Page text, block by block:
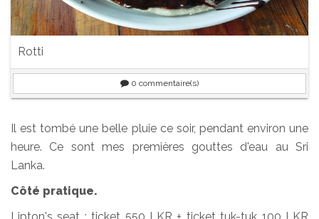
Rotti
0 commentaire(s)
Il est tombé une belle pluie ce soir, pendant environ une
heure. Ce sont mes premières gouttes d'eau au Sri
Lanka.
Côté pratique.